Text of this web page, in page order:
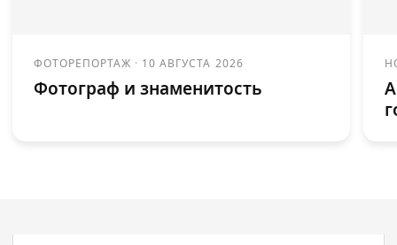
ФОТОРЕПОРТАЖ · 10 АВГУСТА 2026
Фотограф и знаменитость